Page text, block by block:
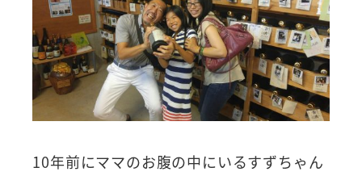
10年前にママのお腹の中にいるすずちゃん